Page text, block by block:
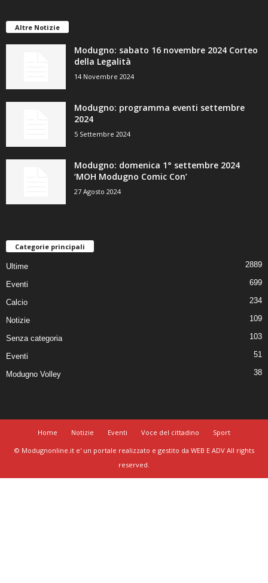
Altre Notizie
Modugno: sabato 16 novembre 2024 Corteo
della Legalità
14 Novembre 2024
Modugno: programma eventi settembre
2024
5 Settembre 2024
Modugno: domenica 1° settembre 2024
‘MOH Modugno Comic Con’
27 Agosto 2024
Categorie principali
Ultime 2889
Eventi 699
Calcio 234
Notizie 109
Senza categoria 103
Eventi 51
Modugno Volley 38
Home Notizie Eventi Voce del cittadino
Sport
© Modugnonline.it e' un portale realizzato e gestito da WEB E ADV All rights
reserved.